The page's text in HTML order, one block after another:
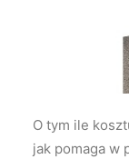
O tym ile
jak pomaga w